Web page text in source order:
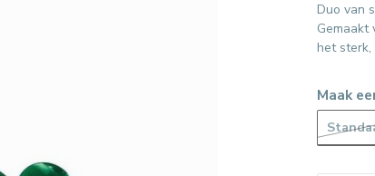
Duo van
Gemaakt
het sterk,
Maak